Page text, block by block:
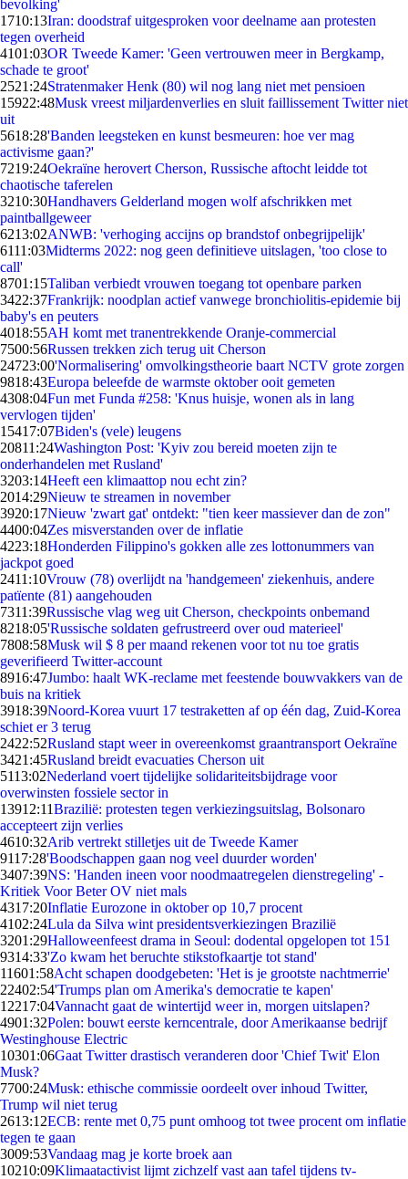
bevolking'
1710:13Iran: doodstraf uitgesproken voor deelname aan protesten
tegen overheid
4101:03OR Tweede Kamer: 'Geen vertrouwen meer in Bergkamp,
schade te groot'
2521:24Stratenmaker Henk (80) wil nog lang niet met pensioen
15922:48Musk vreest miljardenverlies en sluit faillissement Twitter niet
uit
5618:28'Banden leegsteken en kunst besmeuren: hoe ver mag
activisme gaan?'
7219:24Oekraïne herovert Cherson, Russische aftocht leidde tot
chaotische taferelen
3210:30Handhavers Gelderland mogen wolf afschrikken met
paintballgeweer
6213:02ANWB: 'verhoging accijns op brandstof onbegrijpelijk'
6111:03Midterms 2022: nog geen definitieve uitslagen, 'too close to
call'
8701:15Taliban verbiedt vrouwen toegang tot openbare parken
3422:37Frankrijk: noodplan actief vanwege bronchiolitis-epidemie bij
baby's en peuters
4018:55AH komt met tranentrekkende Oranje-commercial
7500:56Russen trekken zich terug uit Cherson
24723:00'Normalisering' omvolkingstheorie baart NCTV grote zorgen
9818:43Europa beleefde de warmste oktober ooit gemeten
4308:04Fun met Funda #258: 'Knus huisje, wonen als in lang
vervlogen tijden'
15417:07Biden's (vele) leugens
20811:24Washington Post: 'Kyiv zou bereid moeten zijn te
onderhandelen met Rusland'
3203:14Heeft een klimaattop nou echt zin?
2014:29Nieuw te streamen in november
3920:17Nieuw 'zwart gat' ontdekt: "tien keer massiever dan de zon"
4400:04Zes misverstanden over de inflatie
4223:18Honderden Filippino's gokken alle zes lottonummers van
jackpot goed
2411:10Vrouw (78) overlijdt na 'handgemeen' ziekenhuis, andere
patïente (81) aangehouden
7311:39Russische vlag weg uit Cherson, checkpoints onbemand
8218:05'Russische soldaten gefrustreerd over oud materieel'
7808:58Musk wil $ 8 per maand rekenen voor tot nu toe gratis
geverifieerd Twitter-account
8916:47Jumbo: haalt WK-reclame met feestende bouwvakkers van de
buis na kritiek
3918:39Noord-Korea vuurt 17 testraketten af op één dag, Zuid-Korea
schiet er 3 terug
2422:52Rusland stapt weer in overeenkomst graantransport Oekraïne
3421:45Rusland breidt evacuaties Cherson uit
5113:02Nederland voert tijdelijke solidariteitsbijdrage voor
overwinsten fossiele sector in
13912:11Brazilië: protesten tegen verkiezingsuitslag, Bolsonaro
accepteert zijn verlies
4610:32Arib vertrekt stilletjes uit de Tweede Kamer
9117:28'Boodschappen gaan nog veel duurder worden'
3407:39NS: 'Handen ineen voor noodmaatregelen dienstregeling' -
Kritiek Voor Beter OV niet mals
4317:20Inflatie Eurozone in oktober op 10,7 procent
4102:24Lula da Silva wint presidentsverkiezingen Brazilië
3201:29Halloweenfeest drama in Seoul: dodental opgelopen tot 151
9314:33'Zo kwam het beruchte stikstofkaartje tot stand'
11601:58Acht schapen doodgebeten: 'Het is je grootste nachtmerrie'
22402:54'Trumps plan om Amerika's democratie te kapen'
12217:04Vannacht gaat de wintertijd weer in, morgen uitslapen?
4901:32Polen: bouwt eerste kerncentrale, door Amerikaanse bedrijf
Westinghouse Electric
10301:06Gaat Twitter drastisch veranderen door 'Chief Twit' Elon
Musk?
7700:24Musk: ethische commissie oordeelt over inhoud Twitter,
Trump wil niet terug
2613:12ECB: rente met 0,75 punt omhoog tot twee procent om inflatie
tegen te gaan
3009:53Vandaag mag je korte broek aan
10210:09Klimaatactivist lijmt zichzelf vast aan tafel tijdens tv-